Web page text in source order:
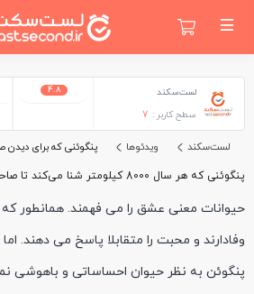
لست‌سکند
سطح کاربر : 7
4.8
لست‌سکند ویدئوها
پنگوئنی که برای
پنگوئنی که هر سال 8000 کیلومتر شنا می‌کند تا صاحبش را ببیند!
حیوانات معنی عشق را می فهمند. همانطور که
وفادارند و محبت را متقابلا پاسخ می دهند.
پنگوئن به نظر حیوان احساساتی و باهوشی